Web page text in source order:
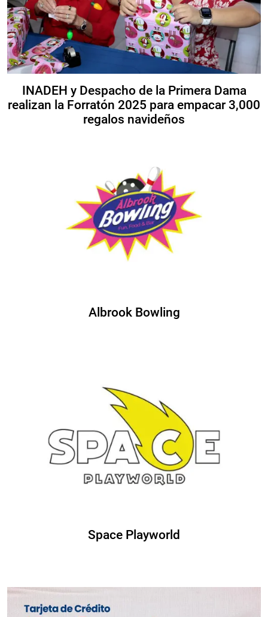
INADEH y Despacho de la Primera Dama
realizan la Forratón 2025 para empacar 3,000
regalos navideños
Albrook Bowling
Space Playworld